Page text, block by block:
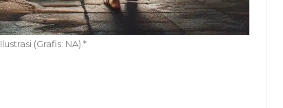
Ilustrasi (Grafis: NA).*